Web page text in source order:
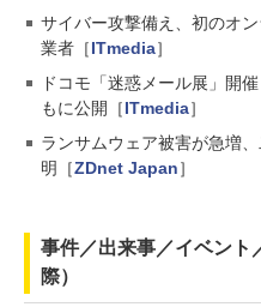
サイバー攻撃備え、初のオ
業者［ITmedia］
ドコモ「迷惑メール展」開
もに公開［ITmedia］
ランサムウェア被害が急増
明［ZDnet Japan］
事件／出来事／イベント
際）